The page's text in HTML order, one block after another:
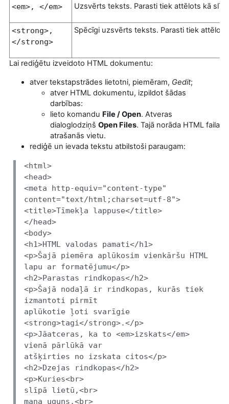
<em>, </em> Uzsvērts teksts. Parasti tiek attēlots kā
<strong>,
</strong>
Spēcīgi uzsvērts teksts. Parasti tiek
Lai rediģētu izveidoto HTML dokumentu:
atver tekstapstrādes lietotni, piemēram, Gedit;
atver HTML dokumentu, izpildot šādas
darbības:
lieto komandu File / Open. Atveras
dialoglodziņš Open Files. Tajā norāda HTML faila
atrašanās vietu.
rediģē un ievada tekstu atbilstoši paraugam:
<html>
<head>
<meta http-equiv="content-type"
content="text/html;charset=utf-8">
<title>Tīmekļa lappuse</title>
</head>
<body>
<h1>HTML valodas pamati</h1>
<p>Šajā piemēra aplūkosim vienkāršu HTML
lapu ar formatējumu</p>
<h2>Parastas rindkopas</h2>
<p>Šajā nodaļā ir rindkopas, kurās tiek
izmantoti pirmīt
aplūkotie ļoti svarīgie
<strong>tagi</strong>.</p>
<p>Jāatceras, ka to <em>izskats</em>
vienā pārlūkā var
atšķirties no izskata citos</p>
<h2>Dzejas rindkopas</h2>
<p>Kuries<br>
slīpā lietū,<br>
mana uguns,<br>